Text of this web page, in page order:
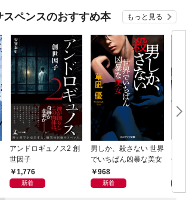
スペンスのおすすめ本 もっと見る
アンドロギュノス2 創
世因子
1,776
新着
男しか、殺さない 世界
でいちばん凶暴な美女
968
新着
件